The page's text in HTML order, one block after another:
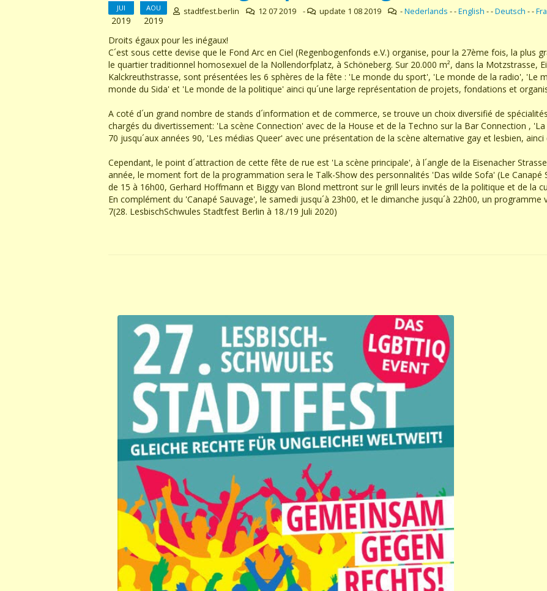
JUI
2019
AOU
2019
stadtfest.berlin 12 07 2019 - update 1 08 2019 -Nederlands - -English - -Deutsch - -
Droits égaux pour les inégaux!
C´est sous cette devise que le Fond Arc en Ciel (Regenbogenfonds e.V.) organise, pour la 27ème fois, la plus
le quartier traditionnel homosexuel de la Nollendorfplatz, à Schöneberg. Sur 20.000 m², dans la Motzstrasse,
Kalckreuthstrasse, sont présentées les 6 sphères de la fête : 'Le monde du sport', 'Le monde de la radio', 'Le
monde du Sida' et 'Le monde de la politique' ainci qu´une large représentation de projets, fondations et
A coté d´un grand nombre de stands d´information et de commerce, se trouve un choix diversifié de
chargés du divertissement: 'La scène Connection' avec de la House et de la Techno sur la Bar Connection ,
70 jusqu´aux années 90, 'Les médias Queer' avec une présentation de la scène alternative gay et lesbien,
Cependant, le point d´attraction de cette fête de rue est 'La scène principale', à l´angle de la Eisenacher
année, le moment fort de la programmation sera le Talk-Show des personnalités 'Das wilde Sofa' (Le Canapé
de 15 à 16h00, Gerhard Hoffmann et Biggy van Blond mettront sur le grill leurs invités de la politique et de la
En complément du 'Canapé Sauvage', le samedi jusqu´à 23h00, et le dimanche jusqu´à 22h00, un programme
7(28. LesbischSchwules Stadtfest Berlin à 18./19 Juli 2020)